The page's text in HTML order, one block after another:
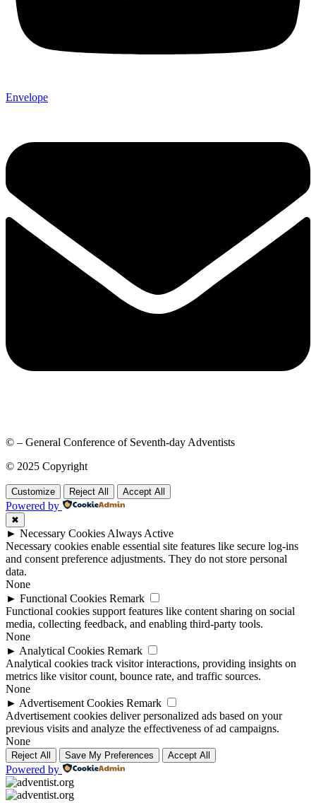
Envelope
© – General Conference of Seventh-day Adventists
© 2025 Copyright
Customize Reject All Accept All
Powered by
✖
► Necessary Cookies Always Active
Necessary cookies enable essential site features like secure log-ins
and consent preference adjustments. They do not store personal
data.
None
► Functional Cookies Remark
Functional cookies support features like content sharing on social
media, collecting feedback, and enabling third-party tools.
None
► Analytical Cookies Remark
Analytical cookies track visitor interactions, providing insights on
metrics like visitor count, bounce rate, and traffic sources.
None
► Advertisement Cookies Remark
Advertisement cookies deliver personalized ads based on your
previous visits and analyze the effectiveness of ad campaigns.
None
Reject All Save My Preferences Accept All
Powered by